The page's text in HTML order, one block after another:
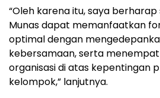
“Oleh karena itu, saya
Munas dapat memanfaatkan
optimal dengan
kebersamaan, serta
organisasi di atas kepentingan
kelompok,” lanjutnya.